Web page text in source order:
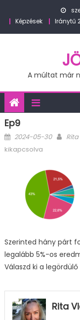
Képzések
Iránytű
A múltat már
Ep9
Posted
on
2024-05-30
kikapcsolva
Szerinted hány párt
legalább 5%-os
Válaszd ki a
Rita